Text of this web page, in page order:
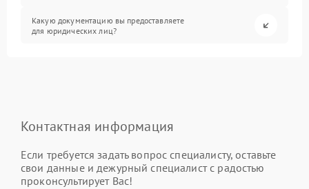
Какую документацию вы предоставляете
для юридических лиц?
Контактная информация
Если требуется задать вопрос специалисту, оставьте
свои данные и дежурный специалист с радостью
проконсультирует Вас!